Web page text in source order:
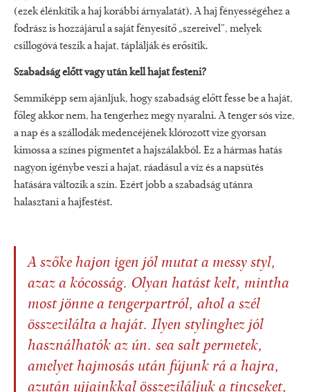
(ezek élénkítik a haj korábbi árnyalatát). A haj fényességéhez a
fodrász is hozzájárul a saját fényesítő „szereivel”, melyek
csillogóvá teszik a hajat, táplálják és erősítik.
Szabadság előtt vagy után kell hajat festeni?
Semmiképp sem ajánljuk, hogy szabadság előtt fesse be a haját,
főleg akkor nem, ha tengerhez megy nyaralni. A tenger sós vize,
a nap és a szállodák medencéjének klórozott vize gyorsan
kimossa a színes pigmentet a hajszálakból. Ez a hármas hatás
nagyon igénybe veszi a hajat, ráadásul a víz és a napsütés
hatására változik a szín. Ezért jobb a szabadság utánra
halasztani a hajfestést.
A szőke hajon igen jól mutat a messy styl,
azaz a kócosság. Olyan hatást kelt, mintha
most jönne a tengerpartról, ahol a szél
összezilálta a haját. Ilyen stylinghez jól
használhatók az ún. sea salt permetek,
amelyet hajmosás után fújunk rá a hajra,
azután ujjainkkal összeziláljuk a tincseket,